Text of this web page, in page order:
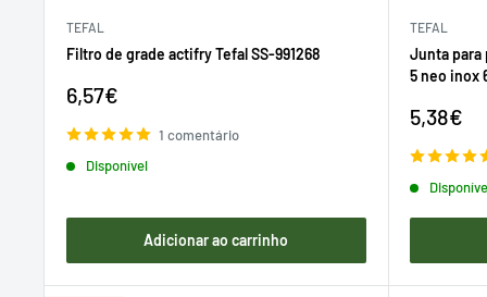
TEFAL
Filtro de grade actifry Tefal SS-991268
Preço
venda
6,57€
1 comentário
Disponível
Adicionar ao carrinho
TEFAL
Junta para
5 neo inox
Preço
venda
5,38€